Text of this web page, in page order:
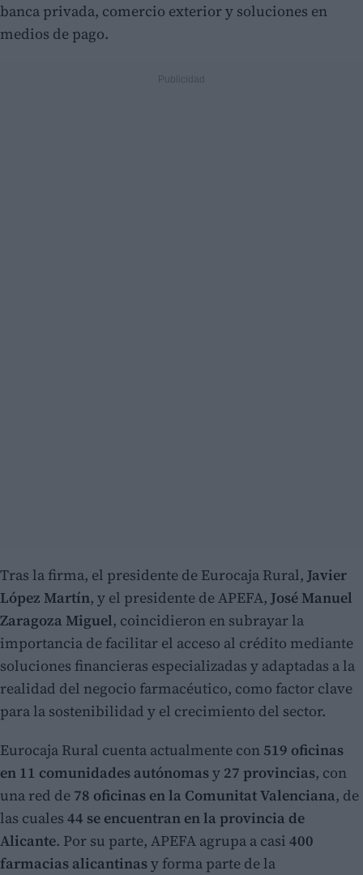
banca privada, comercio exterior y soluciones en
medios de pago.
Tras la firma, el presidente de Eurocaja Rural, Javier
López Martín, y el presidente de APEFA, José Manuel
Zaragoza Miguel, coincidieron en subrayar la
importancia de facilitar el acceso al crédito mediante
soluciones financieras especializadas y adaptadas a la
realidad del negocio farmacéutico, como factor clave
para la sostenibilidad y el crecimiento del sector.
Eurocaja Rural cuenta actualmente con 519 oficinas
en 11 comunidades autónomasy 27 provincias, con
una red de 78 oficinas en la Comunitat Valenciana, de
las cuales 44 se encuentran en la provincia de
Alicante. Por su parte, APEFA agrupa a casi 400
farmacias alicantinasy forma parte de la